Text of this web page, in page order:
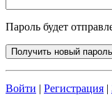
Пароль будет
Войти | Регистрация |